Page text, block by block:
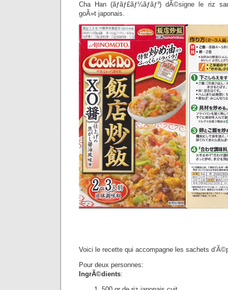
Cha Han (ãƒãƒ£ãƒ¼ãƒãƒ³) dÃ©signe le riz
goÃ»t japonais.
Voici le recette qui accompagne les sachets
Pour deux personnes:
IngrÃ©dients: